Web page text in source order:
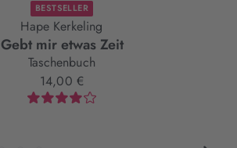
BESTSELLER
Hape Kerkeling
Gebt mir etwas Zeit
Taschenbuch
14,00 €